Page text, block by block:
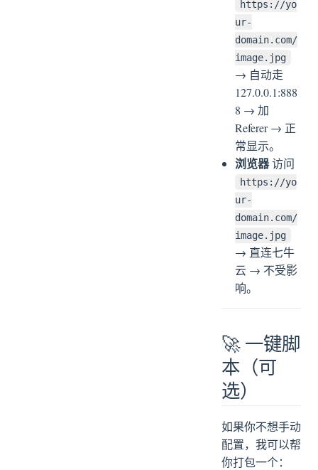
https://yo
ur-
domain.com/
image.jpg
→ 自动走
127.0.0.1:888
8 → 加
Referer → 正
常显示。
浏览器访问
https://yo
ur-
domain.com/
image.jpg
→ 直连七牛
云 → 不受影
响。
🚀 一键脚
本（可
选）
如果你不想手动
配置，我可以帮
你打包一个：